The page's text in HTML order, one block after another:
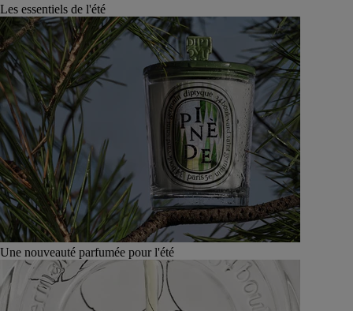
Les essentiels de l'été
Une nouveauté parfumée pour l'été